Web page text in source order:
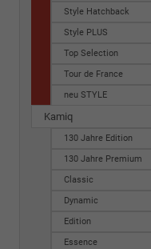
Style Hatchback
Style PLUS
Top Selection
Tour de France
neu STYLE
Kamiq
130 Jahre Edition
130 Jahre Premium
Classic
Dynamic
Edition
Essence